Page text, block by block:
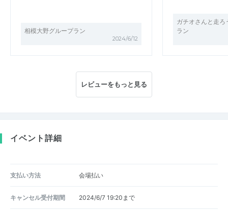
相模大野グループラン
2024/6/12
ガチオさんと走ろ
ラン
レビューをもっと見る
イベント詳細
支払い方法 会場払い
キャンセル受付期間 2024/6/7 19:20まで